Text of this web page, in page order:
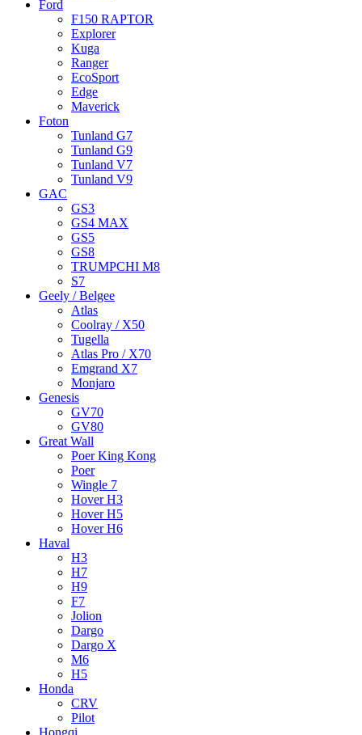
Ford
F150 RAPTOR
Explorer
Kuga
Ranger
EcoSport
Edge
Maverick
Foton
Tunland G7
Tunland G9
Tunland V7
Tunland V9
GAC
GS3
GS4 MAX
GS5
GS8
TRUMPCHI M8
S7
Geely / Belgee
Atlas
Coolray / X50
Tugella
Atlas Pro / X70
Emgrand X7
Monjaro
Genesis
GV70
GV80
Great Wall
Poer King Kong
Poer
Wingle 7
Hover H3
Hover H5
Hover H6
Haval
H3
H7
H9
F7
Jolion
Dargo
Dargo X
M6
H5
Honda
CRV
Pilot
Hongqi